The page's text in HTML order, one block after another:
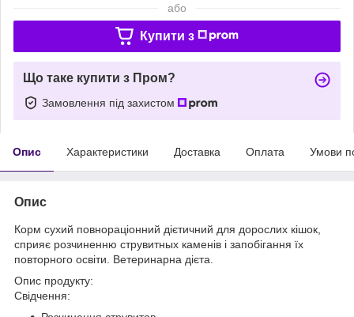
або
Купити з
Що таке купити з Пром?
Замовлення під захистом
Опис Характеристики Доставка Оплата Умови
Опис
Корм сухий повнораціонний дієтичний для дорослих кішок,
сприяє розчиненню струвитных каменів і запобігання їх
повторного освіти. Ветеринарна дієта.
Опис продукту:
Свідчення: